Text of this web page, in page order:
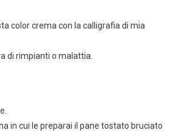
color crema con la calligrafia di mia
di rimpianti o malattia.
in cui le preparai il pane tostato bruciato